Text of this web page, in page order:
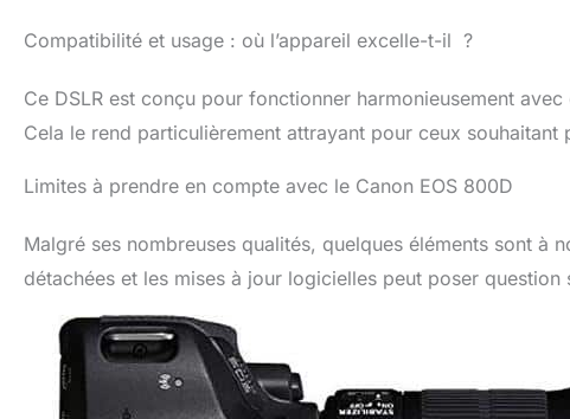
Compatibilité et usage : où l’appareil excelle-t-il ?
Ce DSLR est conçu pour fonctionner harmonieusement
Cela le rend particulièrement attrayant pour ceux
Limites à prendre en compte avec le Canon EOS 800D
Malgré ses nombreuses qualités, quelques éléments sont à
détachées et les mises à jour logicielles peut poser question